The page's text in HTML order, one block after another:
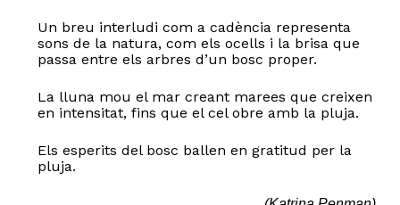
Un breu interludi com a cadència representa
sons de la natura, com els ocells i la brisa que
passa entre els arbres d’un bosc proper.
La lluna mou el mar creant marees que creixen
en intensitat, fins que el cel obre amb la pluja.
Els esperits del bosc ballen en gratitud per la
pluja.